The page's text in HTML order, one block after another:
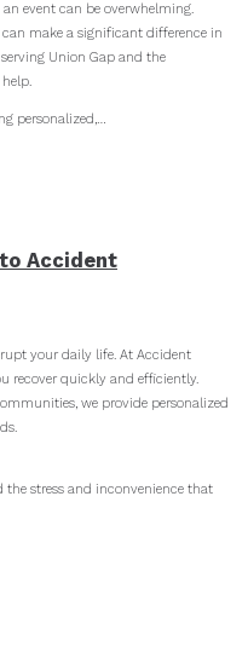
event can be overwhelming.
make a significant difference in
Union Gap and the
personalized,…
to Accident
your daily life. At Accident
recover quickly and efficiently.
we provide personalized
stress and inconvenience that